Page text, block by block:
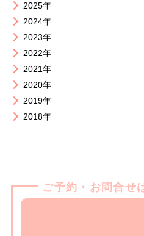
2025年
2024年
2023年
2022年
2021年
2020年
2019年
2018年
ご予約・お問合せ